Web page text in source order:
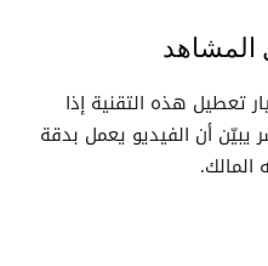
المشاهد
هذه التقنية إذا
أن الفيديو يعمل بدقة